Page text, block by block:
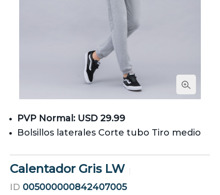
PVP Normal: USD 29.99
Bolsillos laterales Corte tubo Tiro medio
Calentador Gris LW
ID 005000000842407005